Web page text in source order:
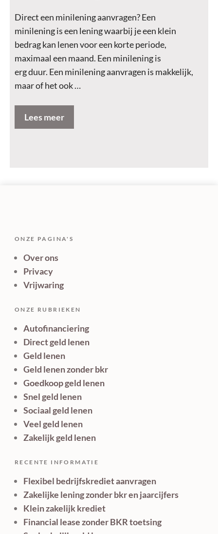
Direct een minilening aanvragen? Een
minilening is een lening waarbij je een klein
bedrag kan lenen voor een korte periode,
maximaal een maand. Een minilening is
erg duur. Een minilening aanvragen is makkelijk,
maar of het ook …
Lees meer
ONZE PAGINA'S
Over ons
Privacy
Vrijwaring
ONZE RUBRIEKEN
Autofinanciering
Direct geld lenen
Geld lenen
Geld lenen zonder bkr
Goedkoop geld lenen
Snel geld lenen
Sociaal geld lenen
Veel geld lenen
Zakelijk geld lenen
RECENTE INFORMATIE
Flexibel bedrijfskrediet aanvragen
Zakelijke lening zonder bkr en jaarcijfers
Klein zakelijk krediet
Financial lease zonder BKR toetsing